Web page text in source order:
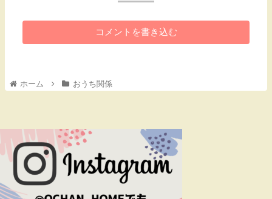
コメントを書き込む
ホーム おうち関係